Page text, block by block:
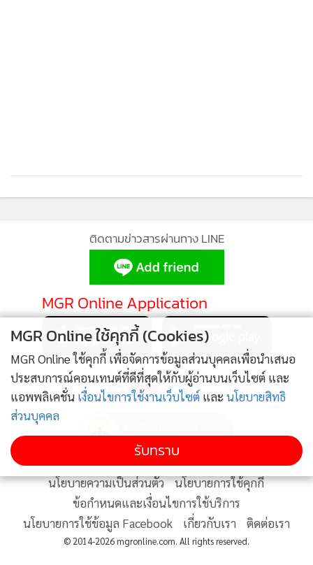
ติดตามข่าวสารผ่านทาง LINE
MGR Online Application
ติดตาม MGR Online
นโยบายความเป็นส่วนตัว
นโยบายการใช้คุกกี้
ข้อกำหนดและเงื่อนไขการใช้บริการ
นโยบายการใช้ข้อมูล Facebook
เกี่ยวกับเรา ติดต่อเรา
© 2014-2026 mgronline.com. All rights reserved.
MGR Online ใช้คุกกี้ (Cookies)
MGR Online ใช้คุกกี้ เพื่อจัดการข้อมูลส่วนบุคคลเพื่อนำเสนอ
ประสบการณ์คอนเทนต์ที่ดีที่สุดให้กับผู้อ่านบนเว็บไซต์ และ
แอพพลิเคชั่น เงื่อนไขการใช้งานเว็บไซต์ และ นโยบายสิทธิ
ส่วนบุคคล
รับทราบ